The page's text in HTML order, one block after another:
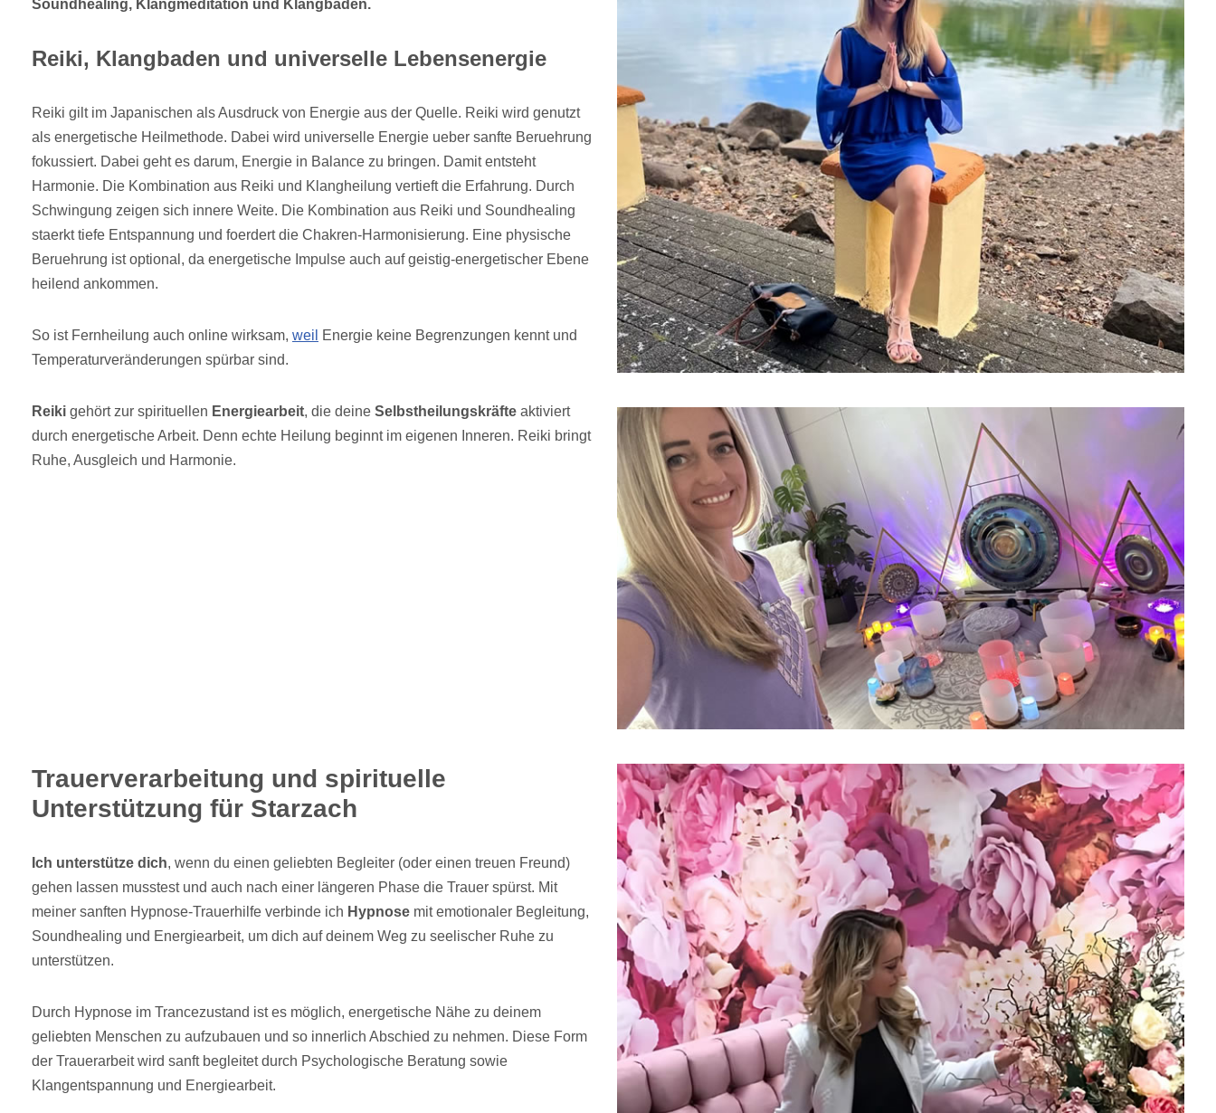
Soundhealing, Klangmeditation und Klangbaden.
Reiki, Klangbaden und universelle Lebensenergie
Reiki gilt im Japanischen als Ausdruck von Energie aus der Quelle. Reiki wird genutzt
als energetische Heilmethode. Dabei wird universelle Energie ueber sanfte Beruehrung
fokussiert. Dabei geht es darum, Energie in Balance zu bringen. Damit entsteht
Harmonie. Die Kombination aus Reiki und Klangheilung vertieft die Erfahrung. Durch
Schwingung zeigen sich innere Weite. Die Kombination aus Reiki und Soundhealing
staerkt tiefe Entspannung und foerdert die Chakren-Harmonisierung. Eine physische
Beruehrung ist optional, da energetische Impulse auch auf geistig-energetischer Ebene
heilend ankommen.
So ist Fernheilung auch online wirksam, weil
Energie keine Begrenzungen kennt und
Temperaturveränderungen spürbar sind.
Reiki gehört zur spirituellen Energiearbeit, die deine Selbstheilungskräfte aktiviert
durch energetische Arbeit. Denn echte Heilung beginnt im eigenen Inneren. Reiki bringt
Ruhe, Ausgleich und Harmonie.
Trauerverarbeitung und spirituelle
Unterstützung für Starzach
Ich unterstütze dich, wenn du einen geliebten Begleiter (oder einen treuen Freund)
gehen lassen musstest und auch nach einer längeren Phase die Trauer spürst. Mit
meiner sanften Hypnose-Trauerhilfe verbinde ich Hypnose mit emotionaler Begleitung,
Soundhealing und Energiearbeit, um dich auf deinem Weg zu seelischer Ruhe zu
unterstützen.
Durch Hypnose im Trancezustand ist es möglich, energetische Nähe zu deinem
geliebten Menschen zu aufzubauen und so innerlich Abschied zu nehmen. Diese Form
der Trauerarbeit wird sanft begleitet durch Psychologische Beratung sowie
Klangentspannung und Energiearbeit.